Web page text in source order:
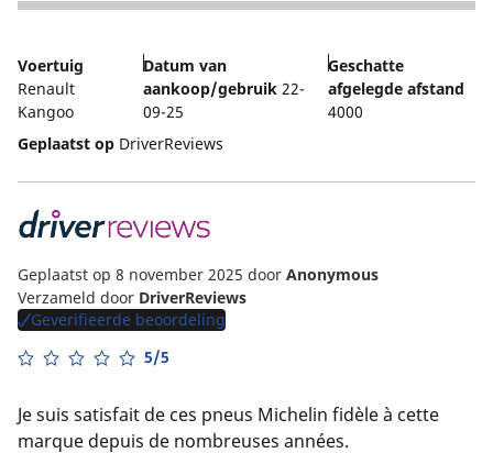
5
Voertuig
Renault
Kangoo
Datum van
aankoop/gebruik 22-
09-25
Geschatte
afgelegde afstand
4000
Geplaatst op DriverReviews
Geplaatst op 8 november 2025 door Anonymous
Verzameld door DriverReviews
Geverifieerde beoordeling
5/5
Je suis satisfait de ces pneus Michelin fidèle à cette
marque depuis de nombreuses années.